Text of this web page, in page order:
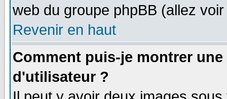
web du groupe phpBB (allez
Revenir en haut
Comment puis-je montrer
d'utilisateur ?